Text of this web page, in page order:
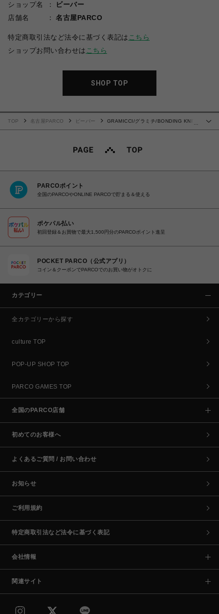
ショップ名
ビーバー
店舗名
名古屋PARCO
特定商取引法など法令に基づく表記は こちら
ショップお問い合わせは こちら
SHOP TOP
…
TOP 名古屋PARCO ビーバー
GRAMICCI/グラミチ/BONDING KNIT
PARCOポイント
全国のPARCOやONLINE PARCOで貯まる＆使える
ポケパル払い
初回登録＆お買物で最大1,500円分のPARCOポイント進呈
POCKET PARCO（公式アプリ）
コイン＆クーポンでPARCOでのお買い物がオトクに
カテゴリー
全カテゴリーから探す
culture TOP
POP-UP SHOP TOP
PARCO GAMES TOP
全国のPARCO店舗
初めてのお客様へ
よくあるご質問 / お問い合わせ
お知らせ
ご利用規約
特定商取引法など法令に基づく表記
会社情報
関連サイト